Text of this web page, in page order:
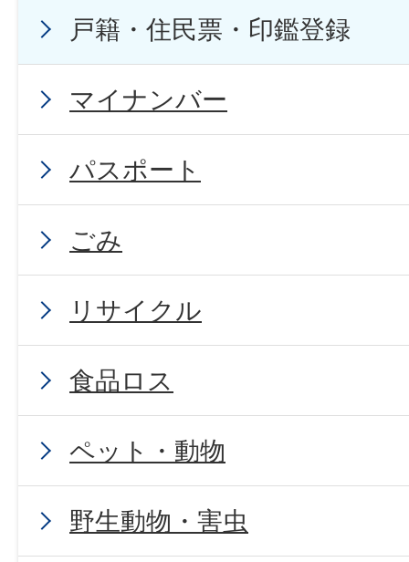
戸籍・住民票・印鑑登録
マイナンバー
パスポート
ごみ
リサイクル
食品ロス
ペット・動物
野生動物・害虫